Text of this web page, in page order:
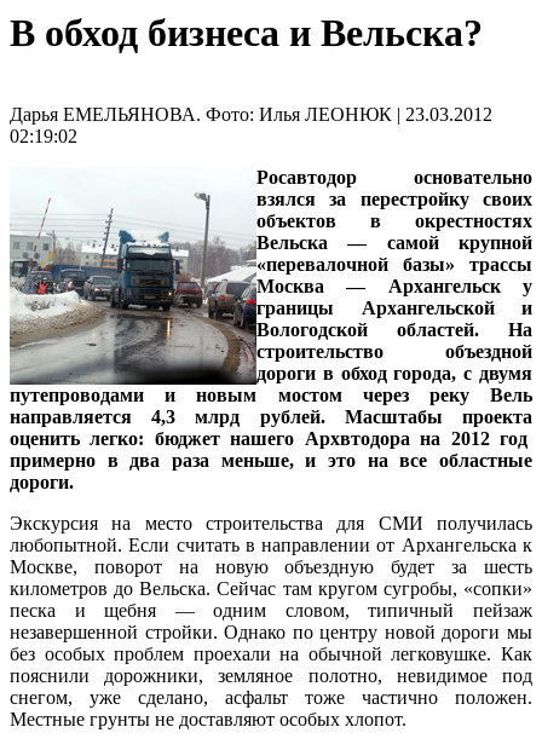
В обход бизнеса и Вельска?
Дарья ЕМЕЛЬЯНОВА. Фото: Илья ЛЕОНЮК | 23.03.2012
02:19:02
Росавтодор основательно
взялся за перестройку своих
объектов в окрестностях
Вельска — самой крупной
«перевалочной базы» трассы
Москва — Архангельск у
границы Архангельской и
Вологодской областей. На
строительство объездной
дороги в обход города, с двумя
путепроводами и новым мостом через реку Вель
направляется 4,3 млрд рублей. Масштабы проекта
оценить легко: бюджет нашего Архвтодора на 2012 год
примерно в два раза меньше, и это на все областные
дороги.
Экскурсия на место строительства для СМИ получилась
любопытной. Если считать в направлении от Архангельска к
Москве, поворот на новую объездную будет за шесть
километров до Вельска. Сейчас там кругом сугробы, «сопки»
песка и щебня — одним словом, типичный пейзаж
незавершенной стройки. Однако по центру новой дороги мы
без особых проблем проехали на обычной легковушке. Как
пояснили дорожники, земляное полотно, невидимое под
снегом, уже сделано, асфальт тоже частично положен.
Местные грунты не доставляют особых хлопот.